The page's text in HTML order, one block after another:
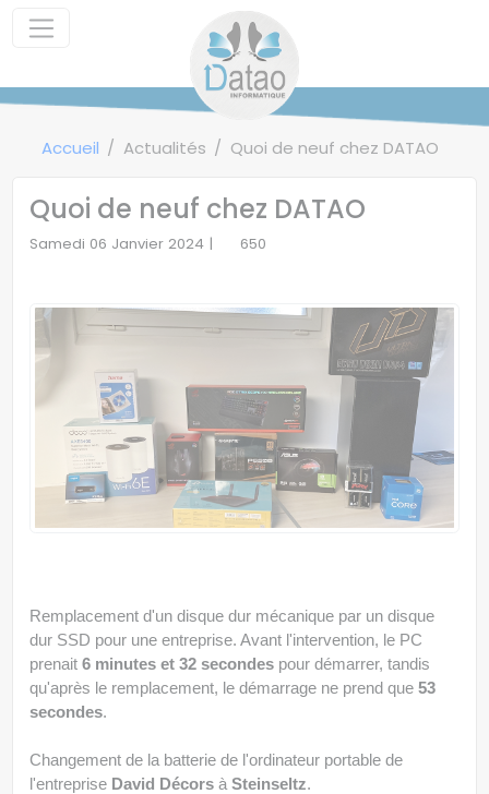
Accueil Actualités Quoi de neuf chez DATAO
Quoi de neuf chez DATAO
Samedi 06 Janvier 2024 | 650
Remplacement d'un disque dur mécanique par un disque
dur SSD pour une entreprise. Avant l'intervention, le PC
prenait6 minutes et 32 secondes pour démarrer, tandis
qu'après le remplacement, le démarrage ne prend que53
secondes.
Changement de la batterie de l'ordinateur portable de
l'entreprise David Décors àSteinseltz.
Panneau de gestion des cookies